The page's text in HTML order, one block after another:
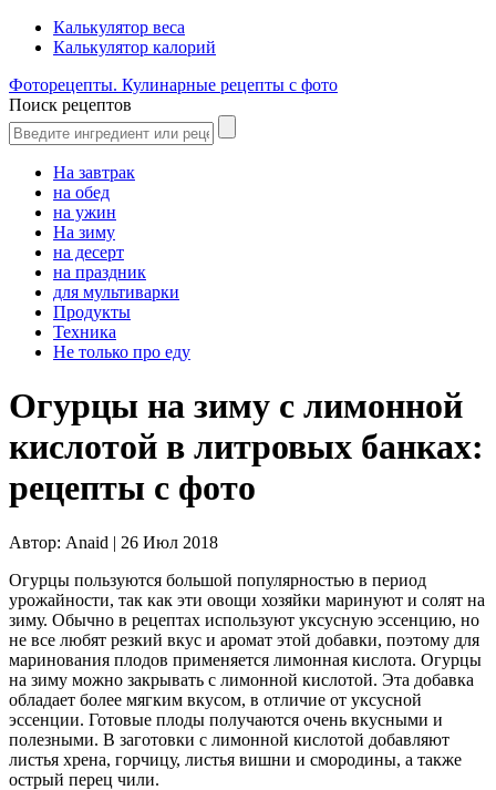
Калькулятор веса
Калькулятор калорий
Фоторецепты. Кулинарные рецепты с фото
Поиск рецептов
На завтрак
на обед
на ужин
На зиму
на десерт
на праздник
для мультиварки
Продукты
Техника
Не только про еду
Огурцы на зиму с лимонной
кислотой в литровых банках:
рецепты с фото
Автор: Anaid | 26 Июл 2018
Огурцы пользуются большой популярностью в период
урожайности, так как эти овощи хозяйки маринуют и солят на
зиму. Обычно в рецептах используют уксусную эссенцию, но
не все любят резкий вкус и аромат этой добавки, поэтому для
маринования плодов применяется лимонная кислота. Огурцы
на зиму можно закрывать с лимонной кислотой. Эта добавка
обладает более мягким вкусом, в отличие от уксусной
эссенции. Готовые плоды получаются очень вкусными и
полезными. В заготовки с лимонной кислотой добавляют
листья хрена, горчицу, листья вишни и смородины, а также
острый перец чили.